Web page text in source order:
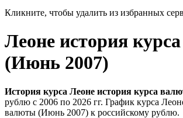
Кликните, чтобы удалить из избранных
Леоне история
(Июнь 2007)
История курса Леоне история курса
рублю с 2006 по 2026 гг. График курса
валюты (Июнь 2007) к российскому рублю.